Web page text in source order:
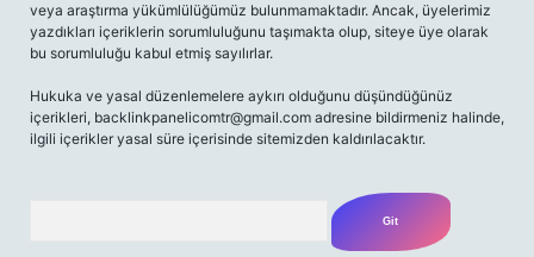
veya araştırma yükümlülüğümüz bulunmamaktadır. Ancak, üyelerimiz
yazdıkları içeriklerin sorumluluğunu taşımakta olup, siteye üye olarak
bu sorumluluğu kabul etmiş sayılırlar.
Hukuka ve yasal düzenlemelere aykırı olduğunu düşündüğünüz
içerikleri, backlinkpanelicomtr@gmail.com adresine bildirmeniz halinde,
ilgili içerikler yasal süre içerisinde sitemizden kaldırılacaktır.